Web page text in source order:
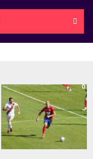
0